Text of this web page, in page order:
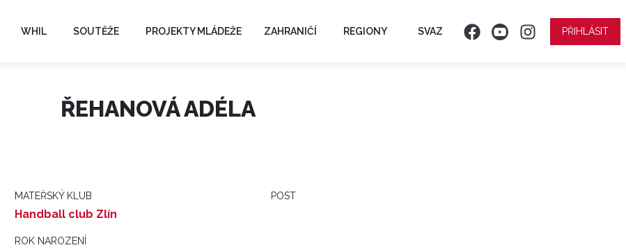
WHIL SOUTĚŽE PROJEKTY MLÁDEŽE ZAHRANIČÍ REGIONY SVAZ PŘIHLÁSIT
ŘEHANOVÁ ADÉLA
MATEŘSKÝ KLUB
Handball club Zlín
POST
ROK NAROZENÍ